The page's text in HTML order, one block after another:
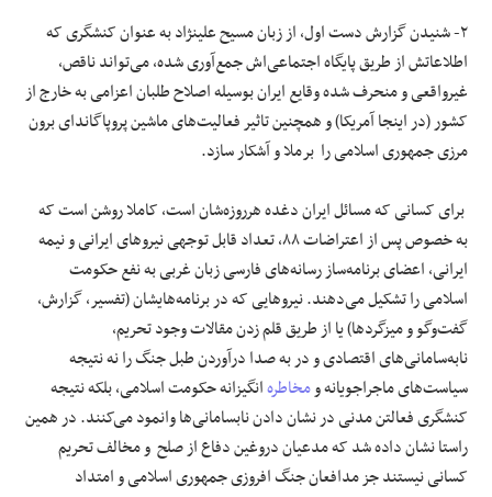
٢- شنیدن گزارش دست اول، از زبان مسیح علینژاد به عنوان کنشگری که
اطلاعاتش از طریق پایگاه اجتماعی‌اش جمع‌آوری شده، می‌تواند ناقص،
غیرواقعی و منحرف شده وقایع ایران بوسیله اصلاح طلبان اعزامی به خارج از
کشور (در اینجا آمریکا) و همچنین تاثیر فعالیت‌های ماشین پروپاگاندای برون
مرزی جمهوری اسلامی را برملا و آشکار سازد.
برای کسانی که مسائل ایران دغده هرروزه‌شان است، کاملا روشن است که
به خصوص پس از اعتراضات ٨٨، تعداد قابل توجهی نیروهای ایرانی و نیمه
ایرانی، اعضای برنامه‌ساز رسانه‌های فارسی زبان غربی به نفع حکومت
اسلامی را تشکیل می‌دهند. نیروهایی که در برنامه‌هایشان (تفسیر، گزارش،
گفت‌وگو و میزگردها) یا از طریق قلم زدن مقالات وجود تحریم،
نابه‌سامانی‌های اقتصادی و در به صدا درآوردن طبل جنگ را نه نتیجه
سیاست‌های ماجراجویانه ومخاطرهانگیزانه حکومت اسلامی، بلکه نتیجه
کنشگری فعالتن مدنی در نشان دادن نابسامانی‌ها وانمود می‌کنند. در همین
راستا نشان داده شد که مدعیان دروغین دفاع از صلح و مخالف تحریم
کسانی نیستند جز مدافعان جنگ افروزی جمهوری اسلامی و امتداد